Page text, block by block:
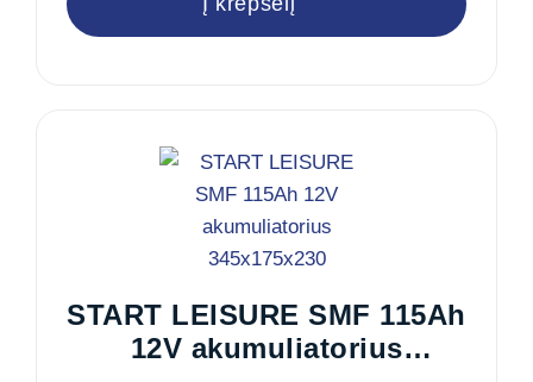
START LEISURE SMF 115Ah
12V akumuliatorius